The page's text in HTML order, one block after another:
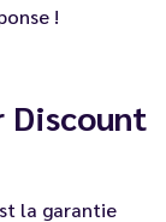
!
Discount
la garantie